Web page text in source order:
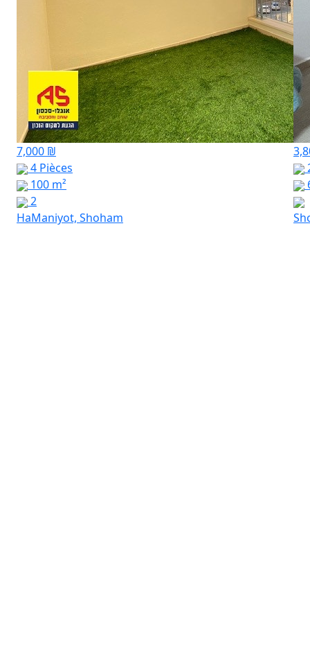
7,000 ₪
4 Pièces
100 m²
2
HaManiyot, Shoham